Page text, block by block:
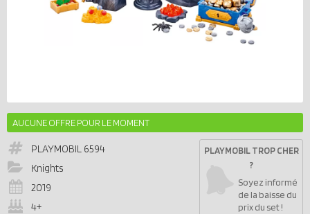
AUCUNE OFFRE POUR LE MOMENT
PLAYMOBIL 6594
Knights
2019
4+
PLAYMOBIL TROP CHER
?
Soyez informé
de la baisse du
prix du set !